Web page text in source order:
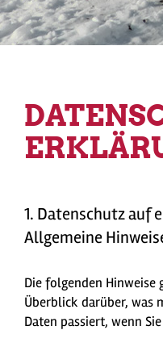
1. Datenschutz auf
Allgemeine
Die folgenden Hinweise
Überblick darüber, was
Daten passiert, wenn